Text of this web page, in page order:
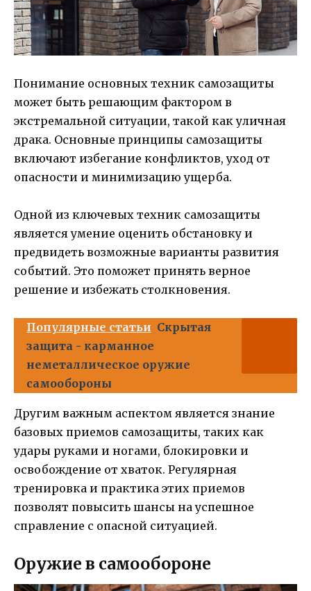
Понимание основных техник самозащиты
может быть решающим фактором в
экстремальной ситуации, такой как уличная
драка. Основные принципы самозащиты
включают избегание конфликтов, уход от
опасности и минимизацию ущерба.
Одной из ключевых техник самозащиты
является умение оценить обстановку и
предвидеть возможные варианты развития
событий. Это поможет принять верное
решение и избежать столкновения.
Популярные статьи Скрытая
защита - карманное
неметаллическое оружие
самообороны
Другим важным аспектом является знание
базовых приемов самозащиты, таких как
удары руками и ногами, блокировки и
освобождение от хваток. Регулярная
тренировка и практика этих приемов
позволят повысить шансы на успешное
справление с опасной ситуацией.
Оружие в самообороне